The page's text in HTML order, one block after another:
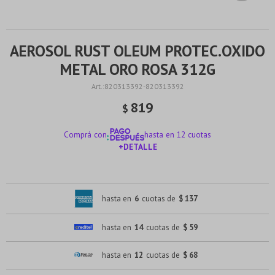
AEROSOL RUST OLEUM PROTEC.OXIDO
METAL ORO ROSA 312G
820313392-820313392
$ 819
Comprá con
hasta en 12 cuotas
+DETALLE
hasta en 6 cuotas de $ 137
hasta en 14 cuotas de $ 59
hasta en 12 cuotas de $ 68